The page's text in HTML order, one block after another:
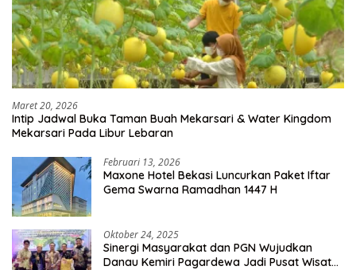
Maret 20, 2026
Intip Jadwal Buka Taman Buah Mekarsari & Water Kingdom
Mekarsari Pada Libur Lebaran
Februari 13, 2026
Maxone Hotel Bekasi Luncurkan Paket Iftar
Gema Swarna Ramadhan 1447 H
Oktober 24, 2025
Sinergi Masyarakat dan PGN Wujudkan
Danau Kemiri Pagardewa Jadi Pusat Wisata